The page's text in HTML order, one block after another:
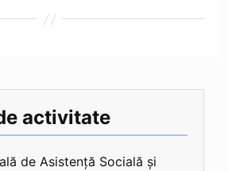
activitate
de Asistență Socială și